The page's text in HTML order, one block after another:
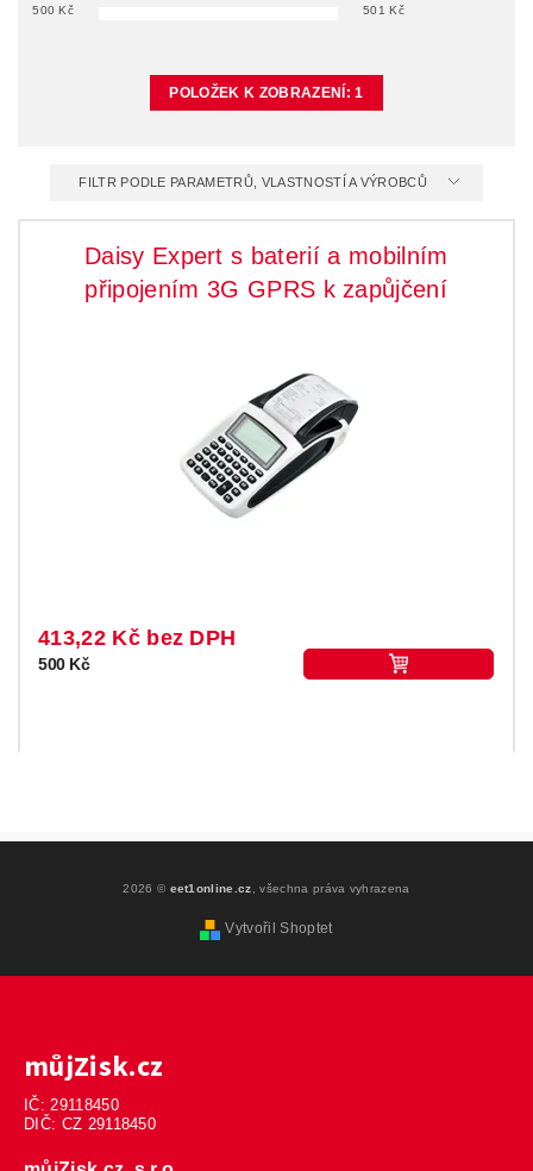
500 Kč 501 Kč
POLOŽEK K ZOBRAZENÍ:1
FILTR PODLE PARAMETRŮ, VLASTNOSTÍ A VÝROBCŮ
Daisy Expert s baterií a mobilním
připojením 3G GPRS k zapůjčení
413,22 Kč bez DPH
500 Kč
2026 © eet1online.cz , všechna práva vyhrazena
Vytvořil Shoptet
můjZisk.cz
IČ: 29118450
DIČ: CZ 29118450